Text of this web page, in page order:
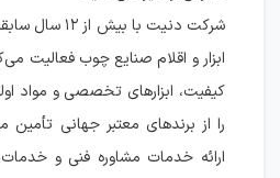
شرکت دنیت با
ابزار و اقلام صنایع چوب فعالیت
کیفیت، ابزارهای تخصصی و مواد
را از برندهای معتبر جهانی
ارائه خدمات مشاوره فنی و